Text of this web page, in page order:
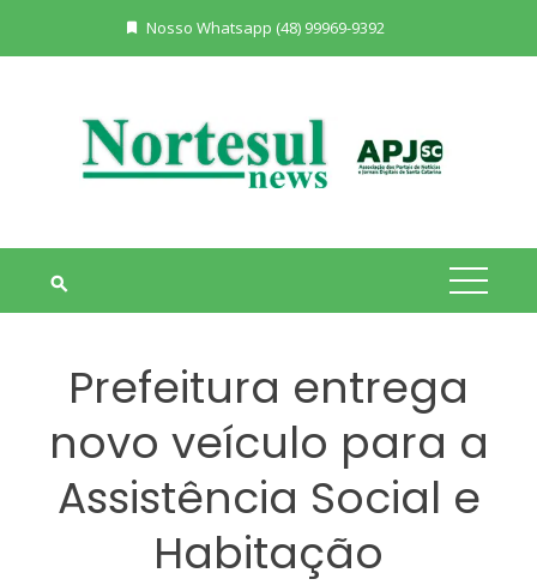
Nosso Whatsapp (48) 99969-9392
Prefeitura entrega
novo veículo para a
Assistência Social e
Habitação